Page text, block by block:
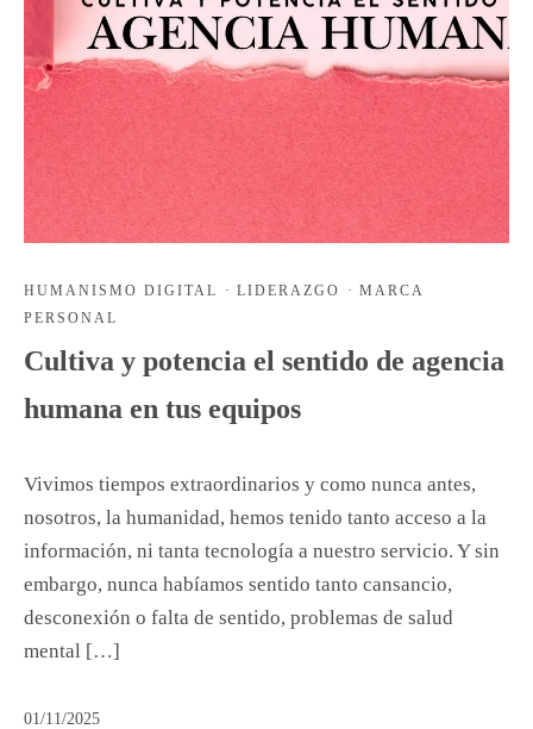
HUMANISMO DIGITAL · LIDERAZGO · MARCA
PERSONAL
Cultiva y potencia el sentido de agencia
humana en tus equipos
Vivimos tiempos extraordinarios y como nunca antes,
nosotros, la humanidad, hemos tenido tanto acceso a la
información, ni tanta tecnología a nuestro servicio. Y sin
embargo, nunca habíamos sentido tanto cansancio,
desconexión o falta de sentido, problemas de salud
mental […]
01/11/2025